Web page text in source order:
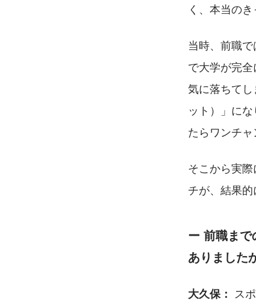
く、本当の
当時、前職
で大学が完
気に落ちて
ット）」に
たらワンチ
そこから実
チが、結果
ー 前職ま
ありました
大久保： ス